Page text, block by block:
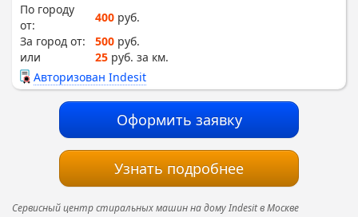
По городу
от:
400 руб.
За город от:
500 руб.
или
25 руб. за км.
Авторизован Indesit
Оформить заявку
Узнать подробнее
Сервисный центр стиральных машин на дому Indesit в Москве